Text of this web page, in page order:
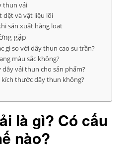
thun vải
dệt và vật liệu lõi
sản xuất hàng loạt
gặp
gì so với dây thun cao su trần?
màu sắc không?
dây vải thun cho sản phẩm?
thước dây thun không?
là gì? Có cấu
nào?